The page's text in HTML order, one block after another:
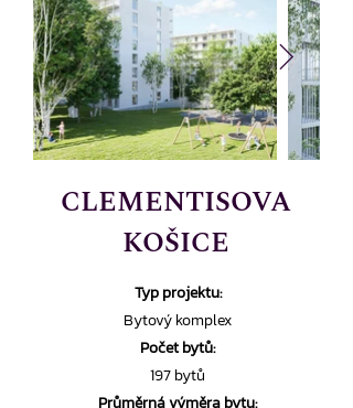
CLEMENTISOVA
KOŠICE
Typ projektu:
Bytový komplex
Počet bytů:
197 bytů
Průměrná výměra bytu: